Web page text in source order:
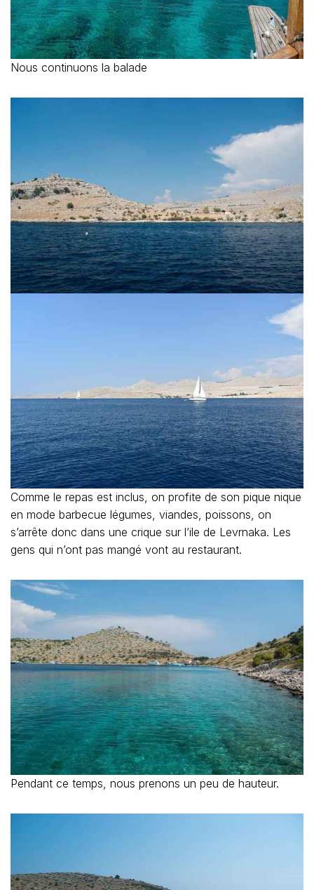
Nous continuons la balade
Comme le repas est inclus, on profite de son pique nique
en mode barbecue légumes, viandes, poissons, on
s’arrête donc dans une crique sur l’ile de Levrnaka. Les
gens qui n’ont pas mangé vont au restaurant.
Pendant ce temps, nous prenons un peu de hauteur.